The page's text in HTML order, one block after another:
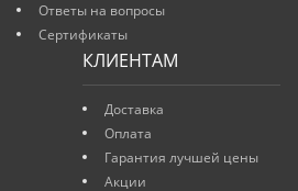
Ответы на вопросы
Сертификаты
КЛИЕНТАМ
Доставка
Оплата
Гарантия лучшей цены
Акции